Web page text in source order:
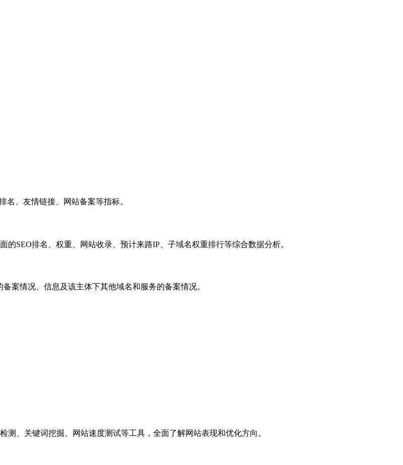
名、友情链接、网站备案等指标。
SEO排名、权重、网站收录、预计来路IP、子域名权重排行等综合数据分析。
案情况、信息及该主体下其他域名和服务的备案情况。
、关键词挖掘、网站速度测试等工具，全面了解网站表现和优化方向。